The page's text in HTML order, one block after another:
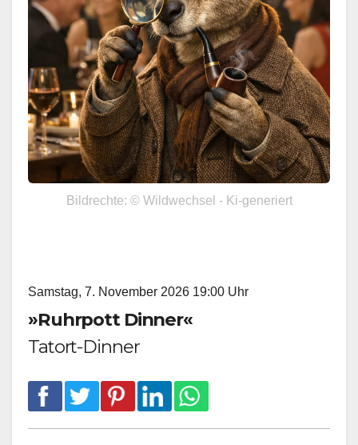
Bildrechte: © Wildwechsel - Ki-generiert
Samstag, 7. November 2026 19:00 Uhr
»Ruhrpott Dinner«
Tatort-Dinner